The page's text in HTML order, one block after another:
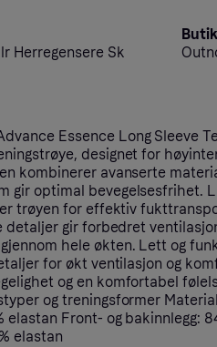
Herregensere Sk
Essence Long Sleeve
designet for
kombinerer avanserte
gir optimal bevegelsesfrihet.
trøyen for effektiv
detaljer gir forbedret
hele økten. Lett og
for økt ventilasjon og
og en komfortabel
og treningsformer
elastan Front- og bakinnlegg:
elastan